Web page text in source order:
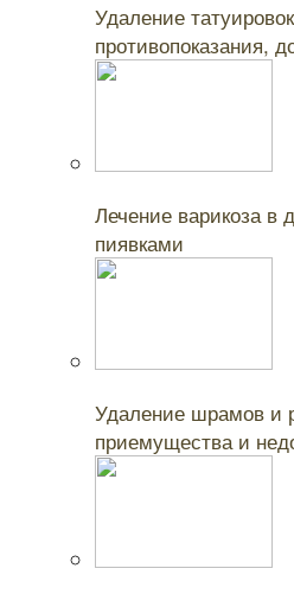
Удаление
противопоказания,
Лечение варикоза в
пиявками
Удаление шрамов и
приемущества и